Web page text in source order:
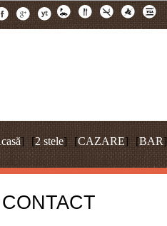
CONTACT
] [2 stele] [CAZARE] [BAR]